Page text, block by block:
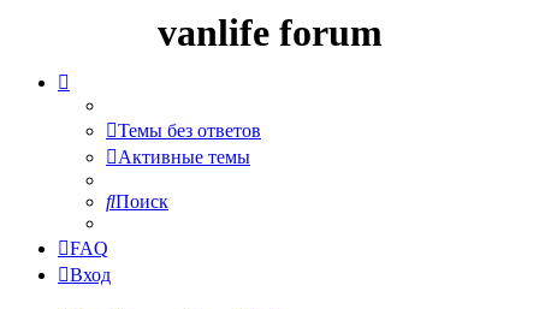
vanlife forum
Темы без ответов
Активные темы
Поиск
FAQ
Вход